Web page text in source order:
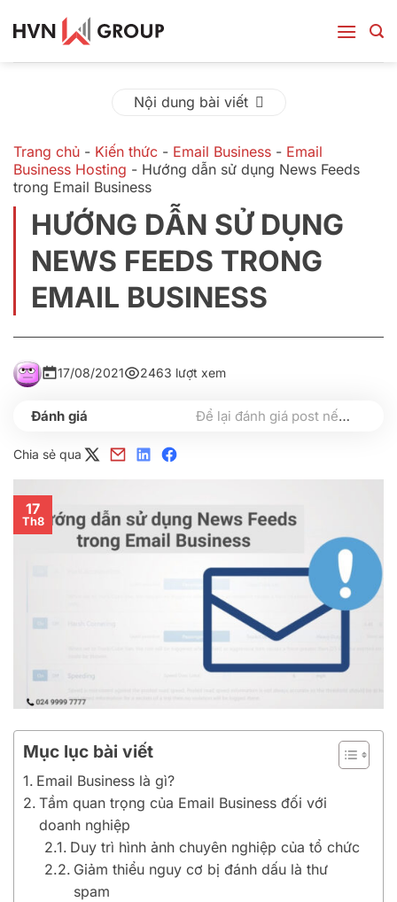
qua
nội
dung
Nội dung bài viết
Trang chủ - Kiến thức - Email Business - Email
Business Hosting - Hướng dẫn sử dụng News Feeds
trong Email Business
HƯỚNG DẪN SỬ DỤNG
NEWS FEEDS TRONG
EMAIL BUSINESS
17/08/2021 2463 lượt xem
Để lại đánh giá post nếu bạn thấy hữu ích nhé
Chia sẻ qua
17
Th8
Mục lục bài viết
Email Business là gì?
Tầm quan trọng của Email Business đối với
doanh nghiệp
Duy trì hình ảnh chuyên nghiệp của tổ chức
Giảm thiểu nguy cơ bị đánh dấu là thư
spam